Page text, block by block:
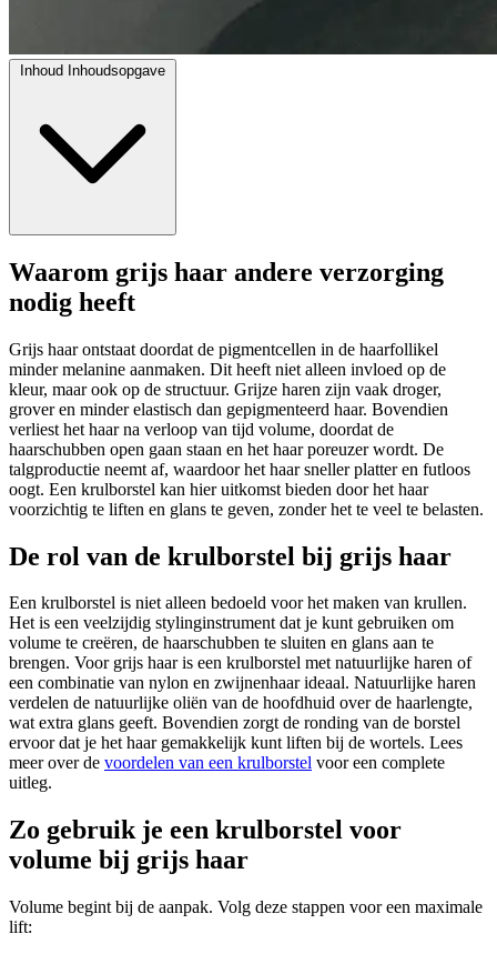
Inhoud Inhoudsopgave
Waarom grijs haar andere verzorging
nodig heeft
Grijs haar ontstaat doordat de pigmentcellen in de haarfollikel
minder melanine aanmaken. Dit heeft niet alleen invloed op de
kleur, maar ook op de structuur. Grijze haren zijn vaak droger,
grover en minder elastisch dan gepigmenteerd haar. Bovendien
verliest het haar na verloop van tijd volume, doordat de
haarschubben open gaan staan en het haar poreuzer wordt. De
talgproductie neemt af, waardoor het haar sneller platter en futloos
oogt. Een krulborstel kan hier uitkomst bieden door het haar
voorzichtig te liften en glans te geven, zonder het te veel te belasten.
De rol van de krulborstel bij grijs haar
Een krulborstel is niet alleen bedoeld voor het maken van krullen.
Het is een veelzijdig stylinginstrument dat je kunt gebruiken om
volume te creëren, de haarschubben te sluiten en glans aan te
brengen. Voor grijs haar is een krulborstel met natuurlijke haren of
een combinatie van nylon en zwijnenhaar ideaal. Natuurlijke haren
verdelen de natuurlijke oliën van de hoofdhuid over de haarlengte,
wat extra glans geeft. Bovendien zorgt de ronding van de borstel
ervoor dat je het haar gemakkelijk kunt liften bij de wortels. Lees
meer over de voordelen van een krulborstel voor een complete
uitleg.
Zo gebruik je een krulborstel voor
volume bij grijs haar
Volume begint bij de aanpak. Volg deze stappen voor een maximale
lift: